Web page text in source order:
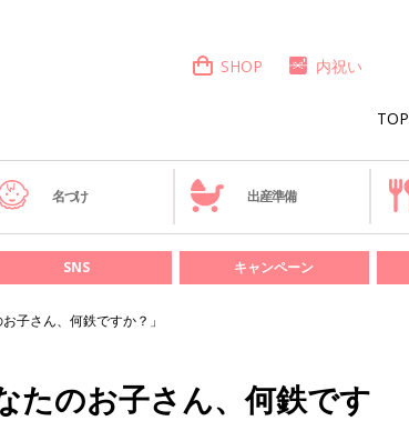
TOP
SHOP 内祝い
名づけ 出産準備
SNS キャンペーン
子さん、何鉄ですか？」
たのお子さん、何鉄です